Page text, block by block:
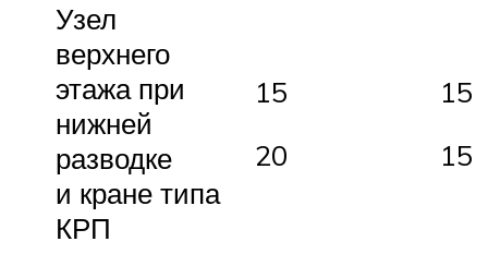
Узел
верхнего
этажа при
нижней
разводке
и кране типа
КРП
15
20
15
15